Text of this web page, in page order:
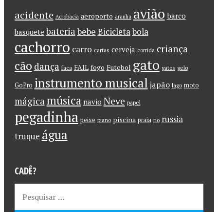
acidente Acrobacia aeroporto aranha avião barco
basquete bateriabebe Bicicletabola
cachorro carro cartas cerveja corrida criança
cão dança faca FAIL fogo Futebol gato gatos gelo
GoPro instrumento musical japão lago moto
mágica música navio Neve papel
pegadinha peixe piano piscina praia rio russia
truque água
CADÊ?